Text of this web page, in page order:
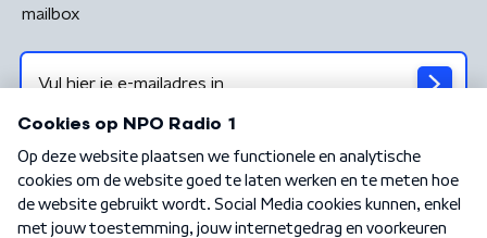
mailbox
Algemene voorwaarden